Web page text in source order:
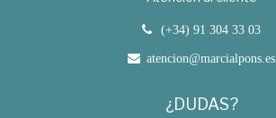
(+34) 91 304 33 03
atencion@marcialpons.es
¿DUDAS?